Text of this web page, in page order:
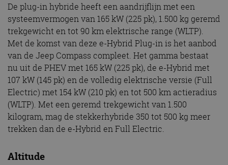
De plug-in hybride heeft een aandrijflijn met een
systeemvermogen van 165 kW (225 pk), 1.500 kg geremd
trekgewicht en tot 90 km elektrische range (WLTP).
Met de komst van deze e-Hybrid Plug-in is het aanbod
van de Jeep Compass compleet. Het gamma bestaat
nu uit de PHEV met 165 kW (225 pk), de e-Hybrid met
107 kW (145 pk) en de volledig elektrische versie (Full
Electric) met 154 kW (210 pk) en tot 500 km actieradius
(WLTP). Met een geremd trekgewicht van 1.500
kilogram, mag de stekkerhybride 350 tot 500 kg meer
trekken dan de e-Hybrid en Full Electric.
Altitude